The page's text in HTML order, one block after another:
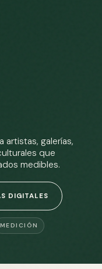
artistas, galerías,
que
medibles.
DIGITALES
MEDICIÓN